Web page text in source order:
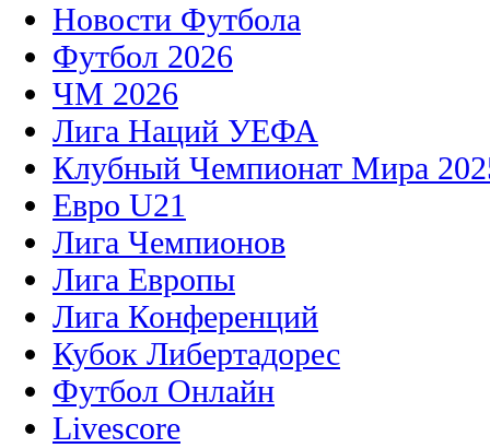
Новости Футбола
Футбол 2026
ЧМ 2026
Лига Наций УЕФА
Клубный Чемпионат Мира
Евро U21
Лига Чемпионов
Лига Европы
Лига Конференций
Кубок Либертадорес
Футбол Онлайн
Livescore